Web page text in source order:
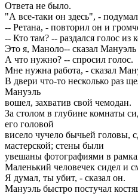
Ответа не было.
"А все-таки он здесь", -
-- Ретана, - повторил он и
-- Кто там? -- раздался голос из
Это я, Маноло-- сказал Мануэль
А что нужно? -- спросил голос.
Мне нужна работа, - сказал
В двери что-то несколько раз
Мануэль
вошел, захватив свой чемодан.
За столом в глубине комнаты
его головой
висело чучело бычьей головы,
мастерской; стены были
увешаны фотографиями в
Маленький человечек сидел и
Я думал, ты убит, - сказал он.
Мануэль быстро постучал